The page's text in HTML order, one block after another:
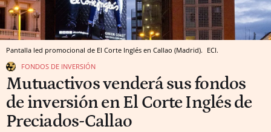
Pantalla led promocional de El Corte Inglés en Callao (Madrid). ECI.
FONDOS DE INVERSIÓN
Mutuactivos venderá sus fondos
de inversión en El Corte Inglés de
Preciados-Callao